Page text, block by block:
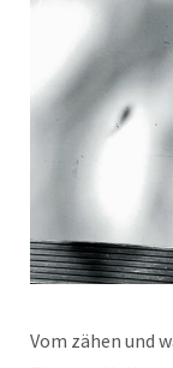
Vom zähen und